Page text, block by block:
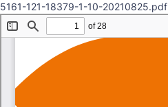
5161-121-18379-1-10-20210825.pdf